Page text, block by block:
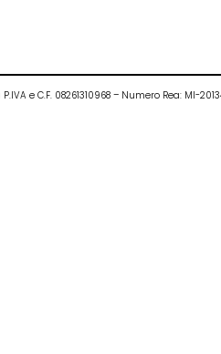
e C.F. 08261310968 – Numero Rea: MI-